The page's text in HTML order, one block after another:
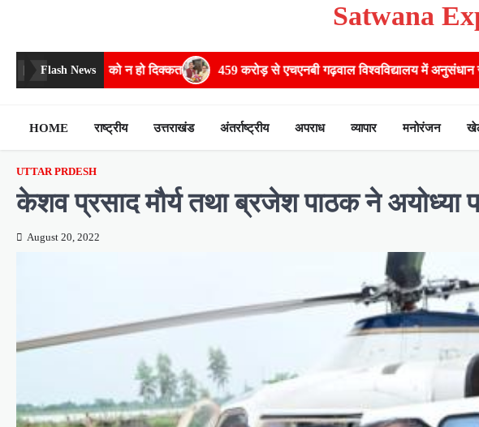
Satwana
Flash News459 करोड़ से एचएनबी गढ़वाल विश्वविद्यालय में अनुसंधान संरचना होगी सुदृढ,उच्च शिक्षा
HOME राष्ट्रीय उत्तराखंड अंतर्राष्ट्रीय अपराध व्यापार मनोरंजन
UTTAR PRDESH
केशव प्रसाद मौर्य तथा ब्रजेश पाठक ने
August 20, 2022